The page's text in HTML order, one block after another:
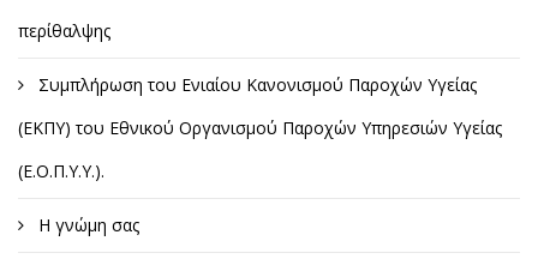
περίθαλψης
Συμπλήρωση του Ενιαίου Κανονισμού Παροχών Υγείας
(ΕΚΠΥ) του Εθνικού Οργανισμού Παροχών Υπηρεσιών Υγείας
(Ε.Ο.Π.Υ.Υ.).
Η γνώμη σας